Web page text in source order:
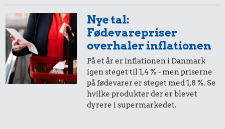
0,82 kr.
Avis
0,29 kr.
2 kg mel
0,02 kr.
Tyggegummi
20 kr.
Nye tal:
Fødevarepriser
overhaler inflationen
På et år er inflationen i Danmark
igen steget til 1,4 % - men priserne
på fødevarer er steget med 1,8 %. Se
hvilke produkter der er blevet
dyrere i supermarkedet.